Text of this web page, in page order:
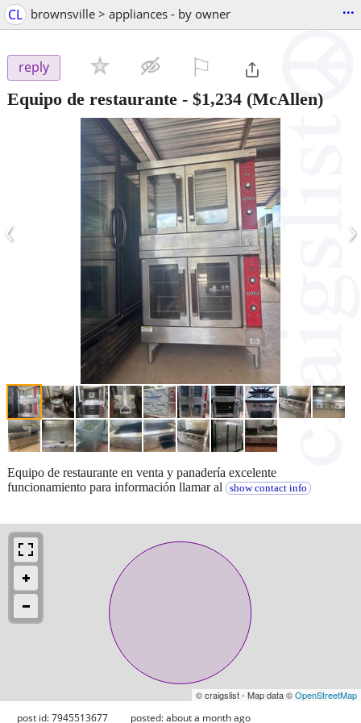
CL brownsville > appliances - by owner ...
reply
Equipo de restaurante - $1,234 (McAllen)
‹ ›
Equipo de restaurante en venta y panadería excelente
funcionamiento para información llamar al
show contact info
© craigslist - Map data ©OpenStreetMap
post id: 7945513677 posted:about a month ago